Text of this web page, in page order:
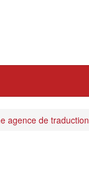
agence de traduction